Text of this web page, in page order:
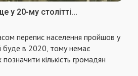
у 20-му столітті...
перепис населення пройшов у
буде в 2020, тому немає
кількість громадян